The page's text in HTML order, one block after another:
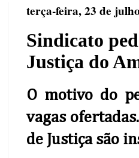
terça-feira, 23 de
Sindicato
Justiça do
O motivo do
vagas
de Justiça são